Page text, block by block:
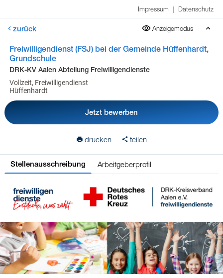
Impressum | Datenschutz
zurück Anzeigemodus
Freiwilligendienst (FSJ) bei der Gemeinde Hüffenhardt,
Grundschule
DRK-KV Aalen Abteilung Freiwilligendienste
Vollzeit, Freiwilligendienst
Hüffenhardt
Jetzt bewerben
drucken teilen
Stellenausschreibung Arbeitgeberprofil